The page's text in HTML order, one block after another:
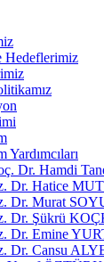
Hedeflerimiz
Yardımcıları
Dr. Hamdi
Dr. Hatice
Dr. Murat
Dr. Şükrü
Dr. Emine
Dr. Cansu